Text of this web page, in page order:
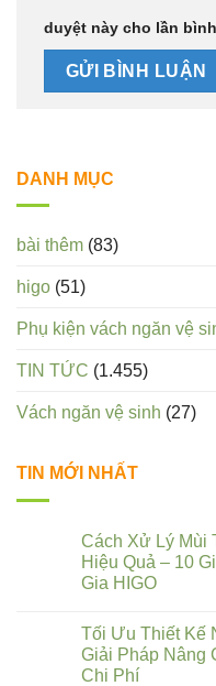
duyệt này cho lần
DANH MỤC
bài thêm (83)
higo (51)
Phụ kiện vách ngăn vệ
TIN TỨC (1.455)
Vách ngăn vệ sinh (27)
TIN MỚI NHẤT
Cách Xử Lý Mùi
Hiệu Quả – 10
Gia HIGO
Tối Ưu Thiết Kế
Giải Pháp Nâng
Chi Phí